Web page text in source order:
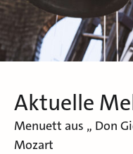
Aktuelle
Menuett aus „ Don
Mozart